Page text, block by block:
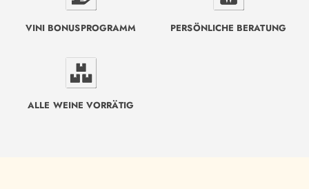
VINI BONUSPROGRAMM PERSÖNLICHE BERATUNG
ALLE WEINE VORRÄTIG